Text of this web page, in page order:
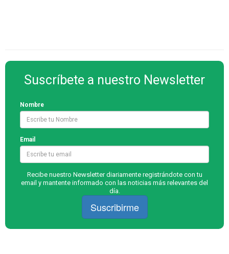
Suscríbete a nuestro Newsletter
Nombre
Email
Recibe nuestro Newsletter diariamente registrándote con tu
email y mantente informado con las noticias más relevantes del
día.
Suscribirme